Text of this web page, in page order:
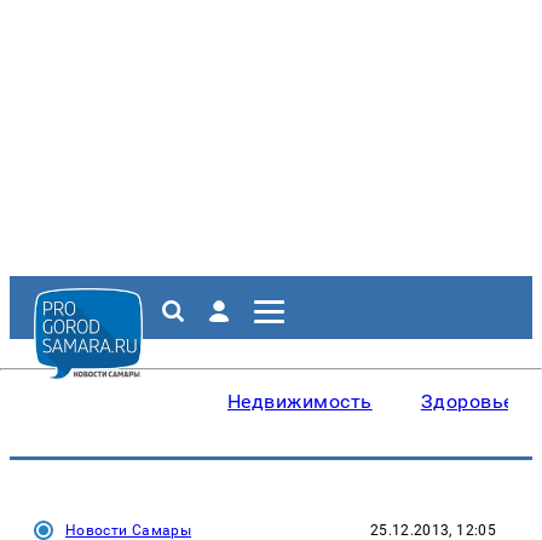
Недвижимость Здоровье
Новости Самары 25.12.2013, 12:05